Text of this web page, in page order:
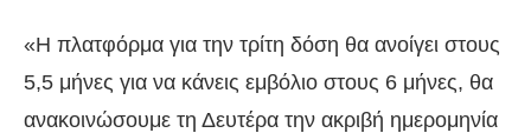
«Η πλατφόρμα για την τρίτη δόση θα ανοίγει στους
5,5 μήνες για να κάνεις εμβόλιο στους 6 μήνες, θα
ανακοινώσουμε τη Δευτέρα την ακριβή ημερομηνία